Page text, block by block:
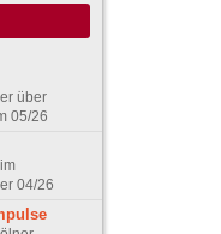
über
05/26
04/26